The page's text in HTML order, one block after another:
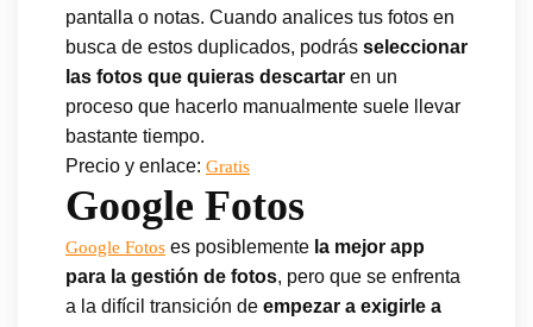
pantalla o notas. Cuando analices tus fotos en
busca de estos duplicados, podrás seleccionar
las fotos que quieras descartar en un
proceso que hacerlo manualmente suele llevar
bastante tiempo.
Precio y enlace: Gratis
Google Fotos
Google Fotos es posiblemente la mejor app
para la gestión de fotos, pero que se enfrenta
a la difícil transición de empezar a exigirle a